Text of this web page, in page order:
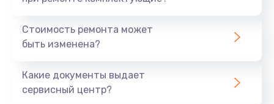
1600 руб.
Замена USB порта
Стоимость ремонта может
быть изменена?
Какие документы выдает
сервисный центр?